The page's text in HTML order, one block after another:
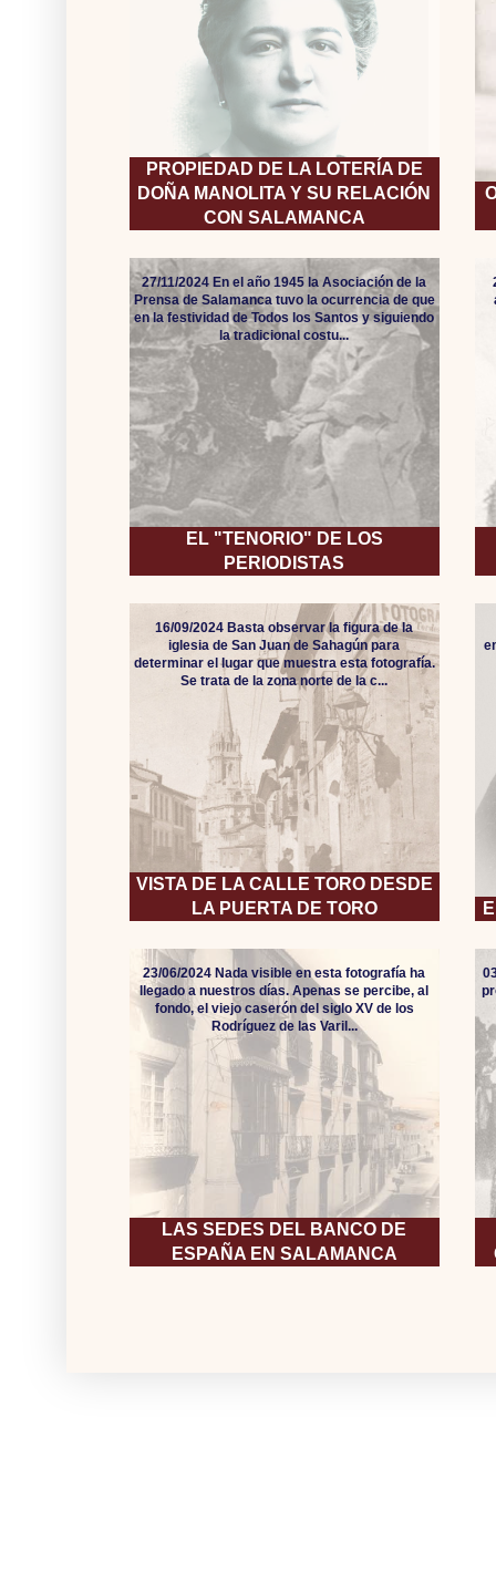
PROPIEDAD DE LA LOTERÍA DE
DOÑA MANOLITA Y SU RELACIÓN
CON SALAMANCA
EL "TENORIO" DE LOS
PERIODISTAS
27/11/2024 En el año 1945 la Asociación de la
Prensa de Salamanca tuvo la ocurrencia de que
en la festividad de Todos los Santos y siguiendo
la tradicional costu...
VISTA DE LA CALLE TORO DESDE
LA PUERTA DE TORO
16/09/2024 Basta observar la figura de la
iglesia de San Juan de Sahagún para
determinar el lugar que muestra esta fotografía.
Se trata de la zona norte de la c...
LAS SEDES DEL BANCO DE
ESPAÑA EN SALAMANCA
23/06/2024 Nada visible en esta fotografía ha
llegado a nuestros días. Apenas se percibe, al
fondo, el viejo caserón del siglo XV de los
Rodríguez de las Varil...